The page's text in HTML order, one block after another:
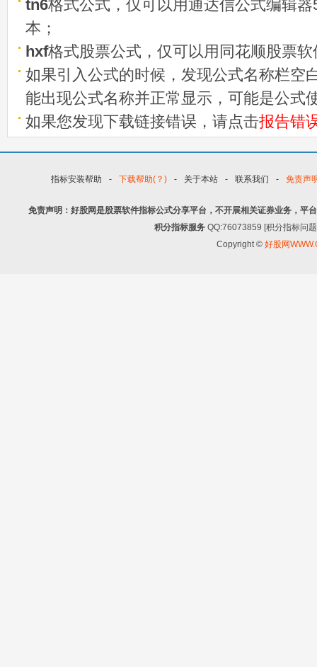
tn6格式公式，仅可以用通达信公式编辑
本；
hxf格式股票公式，仅可以用同花顺股票
如果引入公式的时候，发现公式名称栏空
能出现公式名称并正常显示，可能是公式
如果您发现下载链接错误，请点击报告错
指标安装帮助 - 下载帮助(？) - 关于本站 - 联系我们 - 免责声
免责声明：好股网是股票软件指标公式分享平台，不开展相关证券业务，平
积分指标服务 QQ:76073859 [积分指标问
Copyright © 好股网